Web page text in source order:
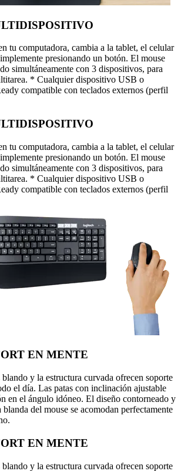
tu computadora, cambia a la tablet, el celular
presionando un botón. El mouse
simultáneamente con 3 dispositivos, para
* Cualquier dispositivo USB o
compatible con teclados externos (perfil
tu computadora, cambia a la tablet, el celular
presionando un botón. El mouse
simultáneamente con 3 dispositivos, para
* Cualquier dispositivo USB o
compatible con teclados externos (perfil
EN MENTE
y la estructura curvada ofrecen soporte
el día. Las patas con inclinación ajustable
en el ángulo idóneo. El diseño contorneado y
del mouse se acomodan perfectamente
EN MENTE
y la estructura curvada ofrecen soporte